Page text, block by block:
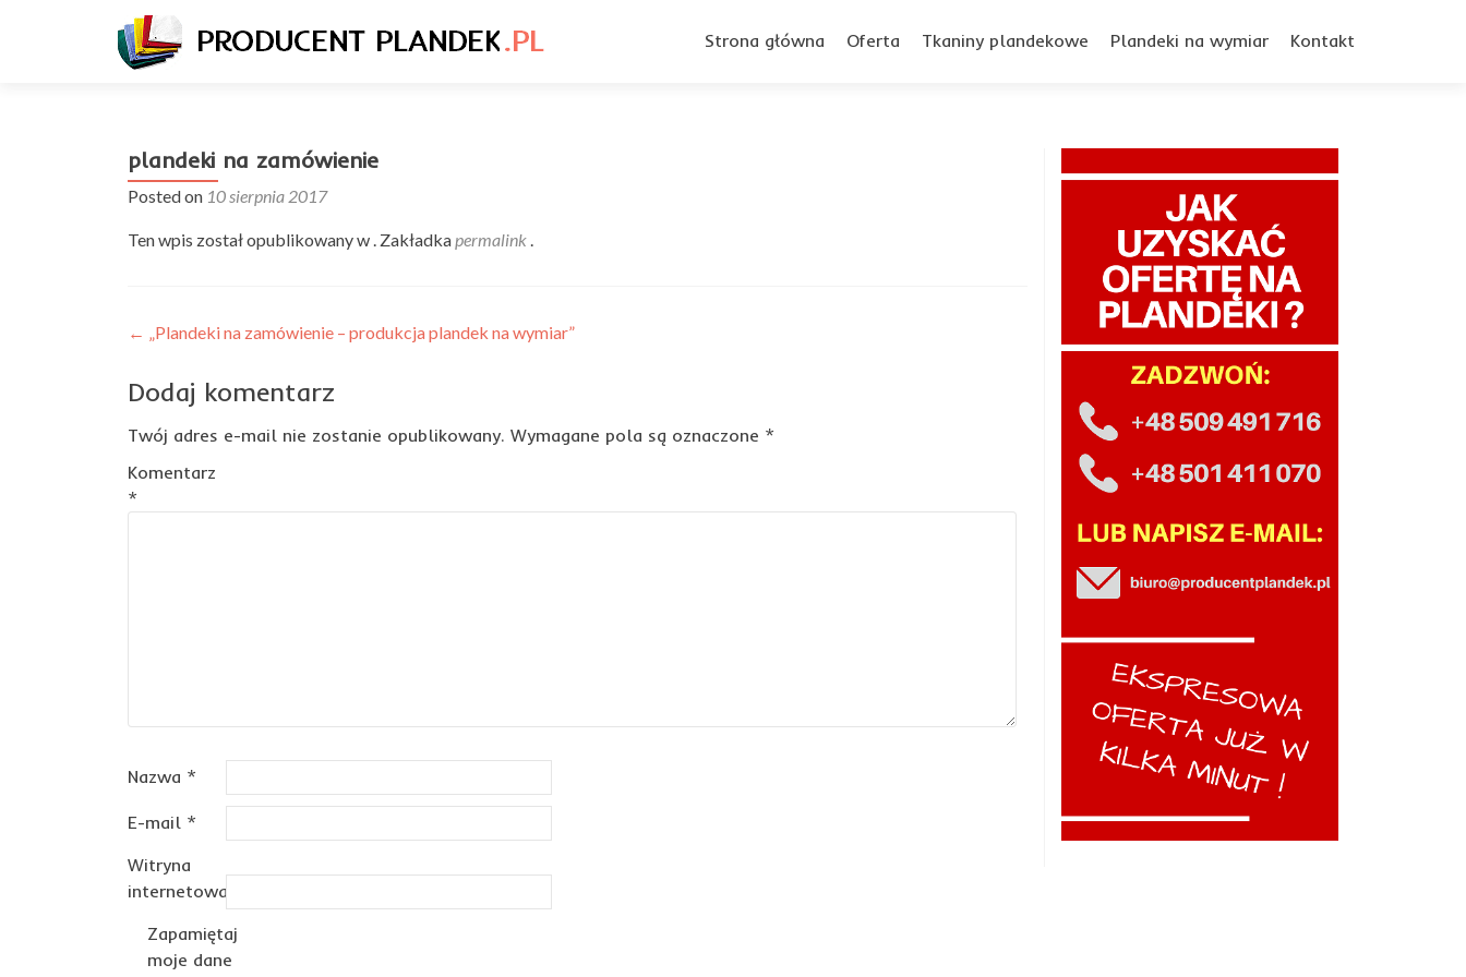
do
Strona główna Oferta Tkaniny plandekowe Plandeki na wymiar Kontakt
plandeki na zamówienie
Posted on 10 sierpnia 2017
Ten wpis został opublikowany w . Zakładkapermalink .
Nawigacja
wpisu
← „Plandeki na zamówienie – produkcja plandek na wymiar”
Dodaj komentarz
Twój adres e-mail nie zostanie opublikowany. Wymagane pola są oznaczone *
Komentarz
*
Nazwa *
E-mail *
Witryna
internetowa
Zapamiętaj
moje dane